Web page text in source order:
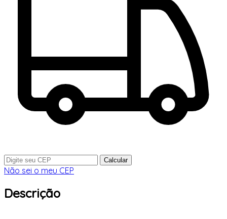
Calcular
Não sei o meu CEP
Descrição